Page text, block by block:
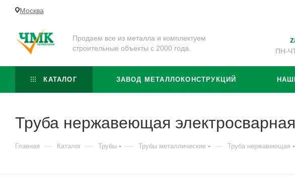
Москва
Продаем все из металла и комплектуем
строительные объекты с 2000 года.
ПН-
КАТАЛОГ ЗАВОД МЕТАЛЛОКОНСТРУКЦИЙ
Труба нержавеющая
Главная — Каталог — Трубы — Трубы металлические — Труба нержавеющая